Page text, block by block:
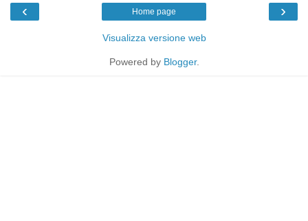
‹ ›
Home page
Visualizza versione web
Powered by Blogger.